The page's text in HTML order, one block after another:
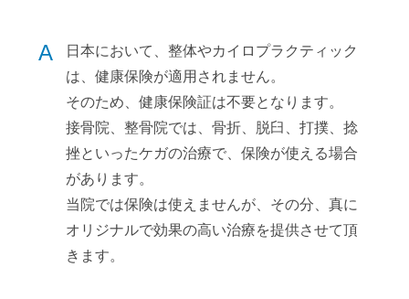
A
日本において、整体やカイロプラクティック
は、健康保険が適用されません。
そのため、健康保険証は不要となります。
接骨院、整骨院では、骨折、脱臼、打撲、捻
挫といったケガの治療で、保険が使える場合
があります。
当院では保険は使えませんが、その分、真に
オリジナルで効果の高い治療を提供させて頂
きます。